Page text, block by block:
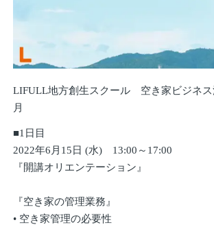
LIFULL地方創生スクール 空き家ビジネス
月
■1日目
2022年6月15日 (水) 13:00～17:00
『開講オリエンテーション』
『空き家の管理業務』
• 空き家管理の必要性